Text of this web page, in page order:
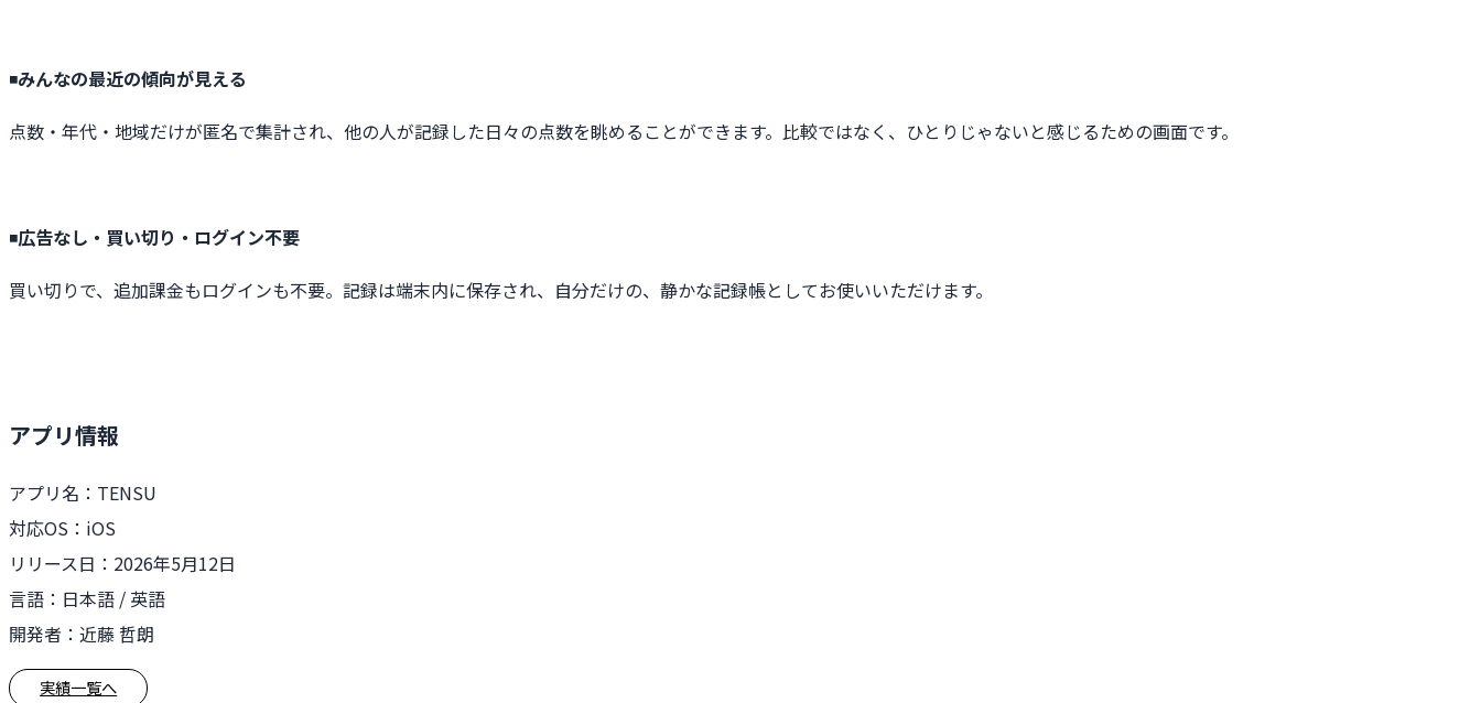
◾️みんなの最近の傾向が見える
点数・年代・地域だけが匿名で集計され、他の人が記録した日々の点数を眺めることができます。比較ではなく、ひとりじゃないと感じるための画面です。
◾️広告なし・買い切り・ログイン不要
買い切りで、追加課金もログインも不要。記録は端末内に保存され、自分だけの、静かな記録帳としてお使いいただけます。
アプリ情報
アプリ名：TENSU
対応OS：iOS
リリース日：2026年5月12日
言語：日本語 / 英語
開発者：近藤 哲朗
実績一覧へ